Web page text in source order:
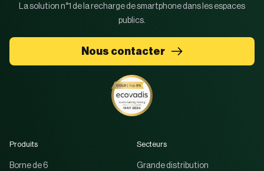
La solution n°1 de la recharge de smartphone dans les espaces
publics.
Nous contacter
Produits
Borne de 6
Secteurs
Grande distribution